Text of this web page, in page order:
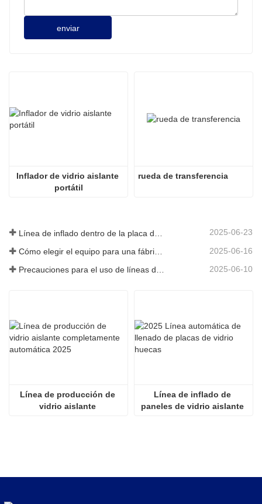
enviar
Inflador de vidrio aislante
portátil
rueda de transferencia
2025-06-23
2025-06-16
Precauciones para el uso de líneas de producción de vidrio aislante totalmente automáticas en verano 2025-06-10
Línea de producción de
vidrio aislante
Línea de inflado de
paneles de vidrio aislante